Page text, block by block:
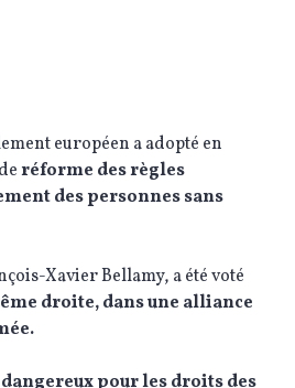
européen a adopté en
réforme des règles
des personnes sans
Xavier Bellamy, a été voté
droite, dans une alliance
pour les droits des